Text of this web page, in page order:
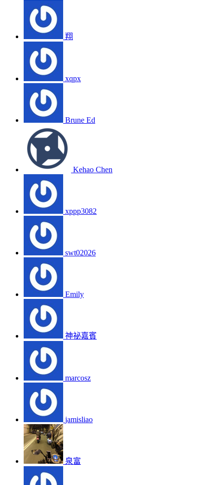
翔
xqpx
Brune Ed
Kehao Chen
xppp3082
swt02026
Emily
神祕嘉賓
marcosz
jamisliao
泉富